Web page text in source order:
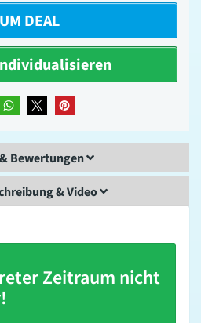
DEAL
Bewertungen
& Video
Zeitraum nicht